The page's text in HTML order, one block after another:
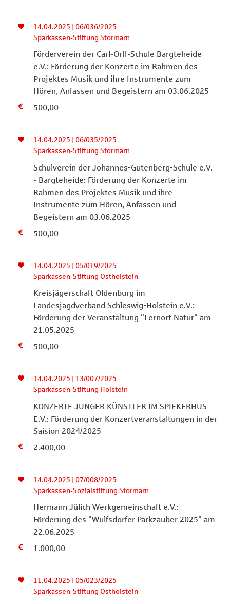
14.04.2025 | 06/036/2025
Sparkassen-Stiftung Stormarn
Förderverein der Carl-Orff-Schule Bargteheide
e.V.: Förderung der Konzerte im Rahmen des
Projektes Musik und ihre Instrumente zum
Hören, Anfassen und Begeistern am 03.06.2025
500,00
14.04.2025 | 06/035/2025
Sparkassen-Stiftung Stormarn
Schulverein der Johannes-Gutenberg-Schule e.V.
- Bargteheide: Förderung der Konzerte im
Rahmen des Projektes Musik und ihre
Instrumente zum Hören, Anfassen und
Begeistern am 03.06.2025
500,00
14.04.2025 | 05/019/2025
Sparkassen-Stiftung Ostholstein
Kreisjägerschaft Oldenburg im
Landesjagdverband Schleswig-Holstein e.V.:
Förderung der Veranstaltung "Lernort Natur" am
21.05.2025
500,00
14.04.2025 | 13/007/2025
Sparkassen-Stiftung Holstein
KONZERTE JUNGER KÜNSTLER IM SPIEKERHUS
E.V.: Förderung der Konzertveranstaltungen in der
Saision 2024/2025
2.400,00
14.04.2025 | 07/008/2025
Sparkassen-Sozialstiftung Stormarn
Hermann Jülich Werkgemeinschaft e.V.:
Förderung des "Wulfsdorfer Parkzauber 2025" am
22.06.2025
1.000,00
11.04.2025 | 05/023/2025
Sparkassen-Stiftung Ostholstein